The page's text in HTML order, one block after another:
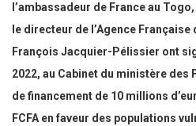
l’ambassadeur de France au
le directeur de l’Agence
François Jacquier-Pélissier ont
2022, au Cabinet du ministère des
de financement de 10 millions
FCFA en faveur des populations